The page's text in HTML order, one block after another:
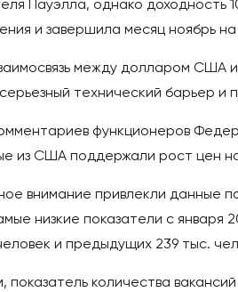
Пауэлла, однако доходность
и завершила месяц ноябрь
между долларом США
технический барьер и
функционеров
из США поддержали рост цен
внимание привлекли данные
низкие показатели с января
и предыдущих 239 тыс.
количества